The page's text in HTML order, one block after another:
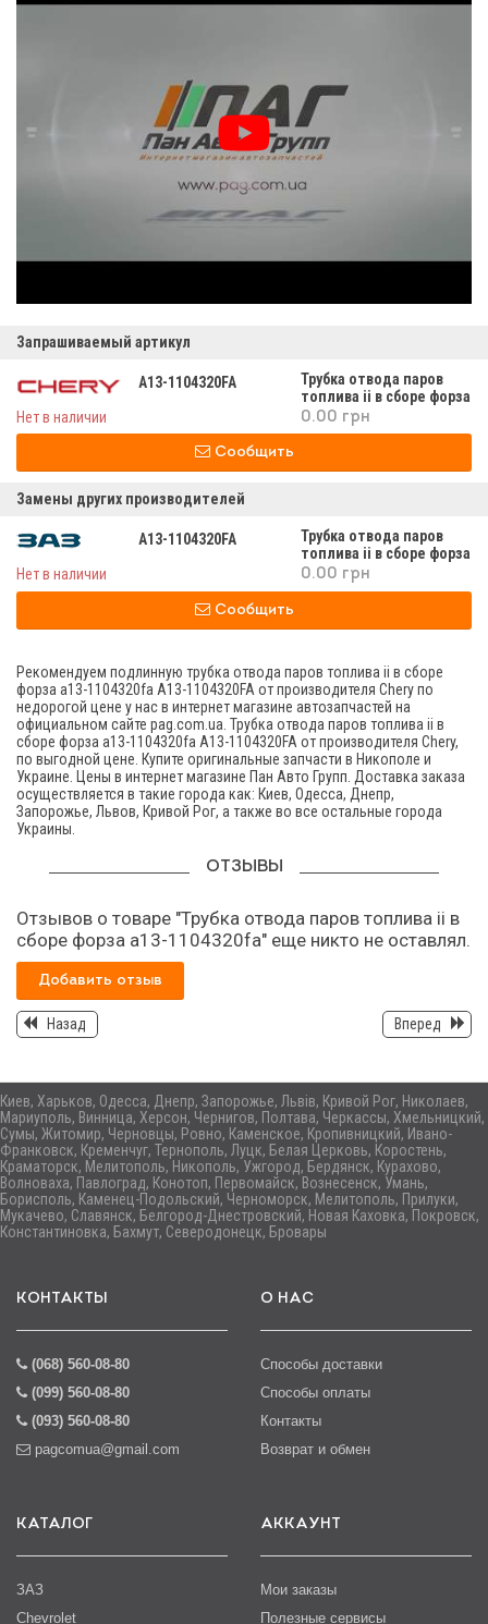
Запрашиваемый артикул
A13-1104320FA
Трубка отвода паров
топлива ii в сборе форза
а13-1104320fа
Нет в наличии 0.00 грн
Сообщить
Замены других производителей
A13-1104320FA
Трубка отвода паров
топлива ii в сборе форза
а13-1104320fа
Нет в наличии 0.00 грн
Сообщить
Рекомендуем подлинную трубка отвода паров топлива ii в сборе
форза а13-1104320fа A13-1104320FA от производителя Chery по
недорогой цене у нас в интернет магазине автозапчастей на
официальном сайте pag.com.ua. Трубка отвода паров топлива ii в
сборе форза а13-1104320fа A13-1104320FA от производителя Chery,
по выгодной цене. Купите оригинальные запчасти в Никополе и
Украине. Цены в интернет магазине Пан Авто Групп. Доставка заказа
осуществляется в такие города как: Киев, Одесса, Днепр,
Запорожье, Львов, Кривой Рог, а также во все остальные города
Украины.
ОТЗЫВЫ
Отзывов о товаре "Трубка отвода паров топлива ii в
сборе форза а13-1104320fа" еще никто не оставлял.
Добавить отзыв
Назад Вперед
Киев, Харьков, Одесса, Днепр, Запорожье, Львів, Кривой Рог, Николаев,
Мариуполь, Винница, Херсон, Чернигов, Полтава, Черкассы, Хмельницкий,
Сумы, Житомир, Черновцы, Ровно, Каменское, Кропивницкий, Ивано-
Франковск, Кременчуг, Тернополь, Луцк, Белая Церковь, Коростень,
Краматорск, Мелитополь, Никополь, Ужгород, Бердянск, Курахово,
Волноваха, Павлоград, Конотоп, Первомайск, Вознесенск, Умань,
Борисполь, Каменец-Подольский, Черноморск, Мелитополь, Прилуки,
Мукачево, Славянск, Белгород-Днестровский, Новая Каховка, Покровск,
Константиновка, Бахмут, Северодонецк, Бровары
КОНТАКТЫ
(068) 560-08-80
(099) 560-08-80
(093) 560-08-80
pagcomua@gmail.com
О НАС
Способы доставки
Способы оплаты
Контакты
Возврат и обмен
КАТАЛОГ
ЗАЗ
Chevrolet
АККАУНТ
Мои заказы
Полезные сервисы